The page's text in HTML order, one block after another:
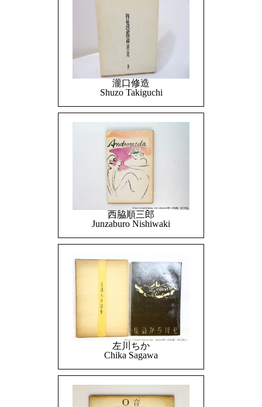
瀧口修造
Shuzo Takiguchi
西脇順三郎
Junzaburo Nishiwaki
左川ちか
Chika Sagawa